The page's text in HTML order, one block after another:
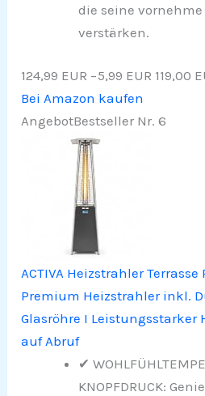
die seine
verstärken.
124,99 EUR −5,99 EUR 119,00
Bei Amazon kaufen
AngebotBestseller Nr. 6
ACTIVA Heizstrahler
Premium Heizstrahler inkl.
Glasröhre I Leistungsstarker
auf Abruf
✔
KNOPFDRUCK: